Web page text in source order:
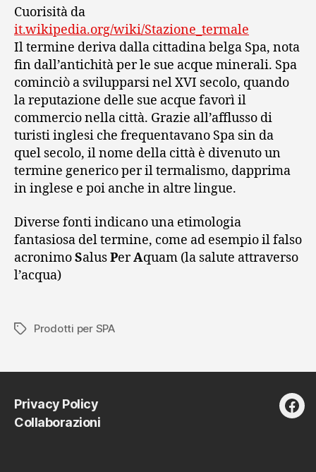
Cuorisità da
it.wikipedia.org/wiki/Stazione_termale
Il termine deriva dalla cittadina belga Spa, nota
fin dall’antichità per le sue acque minerali. Spa
cominciò a svilupparsi nel XVI secolo, quando
la reputazione delle sue acque favorì il
commercio nella città. Grazie all’afflusso di
turisti inglesi che frequentavano Spa sin da
quel secolo, il nome della città è divenuto un
termine generico per il termalismo, dapprima
in inglese e poi anche in altre lingue.
Diverse fonti indicano una etimologia
fantasiosa del termine, come ad esempio il falso
acronimoSalusPerAquam (la salute attraverso
l’acqua)
Tag Prodotti per SPA
Privacy Policy
Collaborazioni